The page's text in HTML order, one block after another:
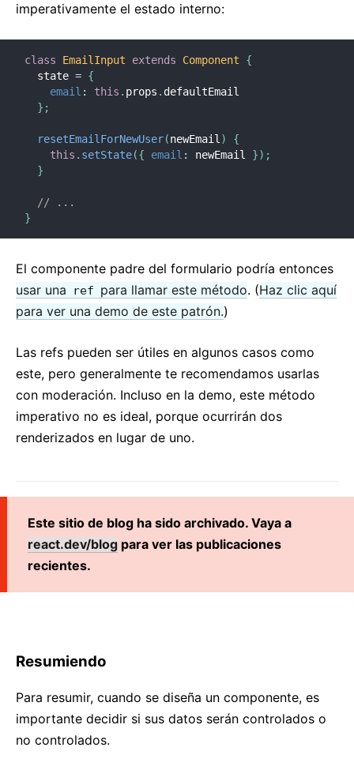
imperativamente el estado interno:
class EmailInput extends Component
{
  state
= {
email : this . props . defaultEmail
} ;
resetEmailForNewUser(newEmail )
{
this . setState({ email : newEmail }) ;
}
// ...
}
El componente padre del formulario podría entonces
usar una
ref para llamar este método. (Haz clic aquí
para ver una demo de este patrón.)
Las refs pueden ser útiles en algunos casos como
este, pero generalmente te recomendamos usarlas
con moderación. Incluso en la demo, este método
imperativo no es ideal, porque ocurrirán dos
renderizados en lugar de uno.
Este sitio de blog ha sido archivado. Vaya a
react.dev/blog para ver las publicaciones
recientes.
Resumiendo
Para resumir, cuando se diseña un componente, es
importante decidir si sus datos serán controlados o
no controlados.